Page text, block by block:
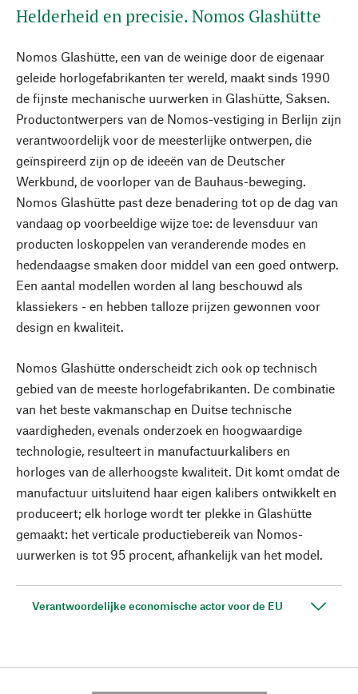
Helderheid en precisie. Nomos Glashütte
Nomos Glashütte, een van de weinige door de eigenaar
geleide horlogefabrikanten ter wereld, maakt sinds 1990
de fijnste mechanische uurwerken in Glashütte, Saksen.
Productontwerpers van de Nomos-vestiging in Berlijn zijn
verantwoordelijk voor de meesterlijke ontwerpen, die
geïnspireerd zijn op de ideeën van de Deutscher
Werkbund, de voorloper van de Bauhaus-beweging.
Nomos Glashütte past deze benadering tot op de dag van
vandaag op voorbeeldige wijze toe: de levensduur van
producten loskoppelen van veranderende modes en
hedendaagse smaken door middel van een goed ontwerp.
Een aantal modellen worden al lang beschouwd als
klassiekers - en hebben talloze prijzen gewonnen voor
design en kwaliteit.
Nomos Glashütte onderscheidt zich ook op technisch
gebied van de meeste horlogefabrikanten. De combinatie
van het beste vakmanschap en Duitse technische
vaardigheden, evenals onderzoek en hoogwaardige
technologie, resulteert in manufactuurkalibers en
horloges van de allerhoogste kwaliteit. Dit komt omdat de
manufactuur uitsluitend haar eigen kalibers ontwikkelt en
produceert; elk horloge wordt ter plekke in Glashütte
gemaakt: het verticale productiebereik van Nomos-
uurwerken is tot 95 procent, afhankelijk van het model.
Verantwoordelijke economische actor voor de EU